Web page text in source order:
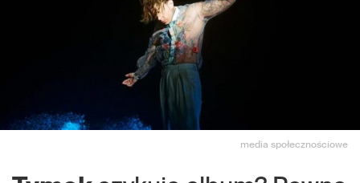
media społecznościowe